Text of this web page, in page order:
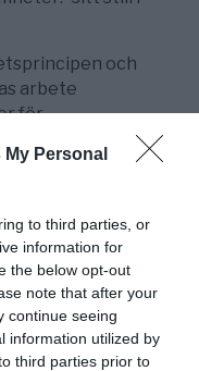
Personal
to third parties, or
information for
the below opt-out
note that after your
continue seeing
information utilized by
third parties prior to
och
arbete
för
också. Man
att tingsrätterna inte
vilket sägs
tillräckligt
på Thomas
inte